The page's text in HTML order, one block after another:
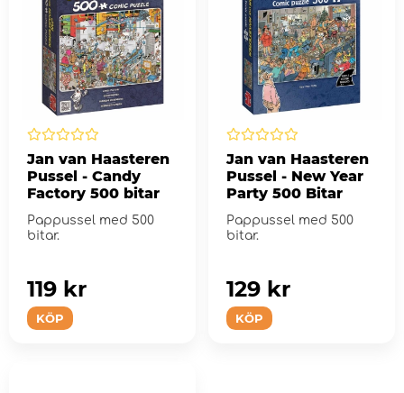
Jan van Haasteren
Pussel - Candy
Factory 500 bitar
Pappussel med 500
bitar.
KÖP
119 kr
Jan van Haasteren
Pussel - New Year
Party 500 Bitar
Pappussel med 500
bitar.
KÖP
129 kr